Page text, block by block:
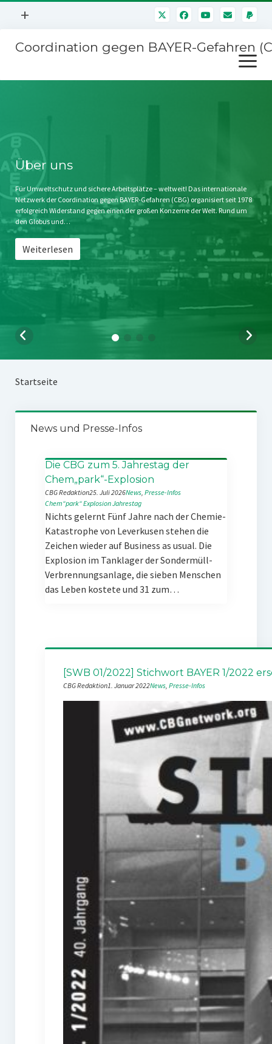
Menü
+
Mitmachen
Kontakt
Impressum
Störfälle
Coordination gegen BAYER-Gefahren
Menü
öffnen
Stichwort BAYER
Jahrestagung
SPENDEN
Über uns
Für Umweltschutz und sichere Arbeitsplätze – weltweit! Das internationale
Netzwerk der Coordination gegen BAYER-Gefahren (CBG) organisiert seit 1978
erfolgreich Widerstand gegen einen der großen Konzerne der Welt. Rund um
den Globus und…
Weiterlesen
Startseite
News und Presse-Infos
Die CBG zum 5. Jahrestag der
Chem„park“-Explosion
CBG Redaktion25. Juli 2026News, Presse-Infos
Chem“park“ExplosionJahrestag
Nichts gelernt Fünf Jahre nach der Chemie-
Katastrophe von Leverkusen stehen die
Zeichen wieder auf Business as usual. Die
Explosion im Tanklager der Sondermüll-
Verbrennungsanlage, die sieben Menschen
das Leben kostete und 31 zum…
[SWB 01/2022] Stichwort BAYER 1/2022
CBG Redaktion1. Januar 2022News, Presse-Infos